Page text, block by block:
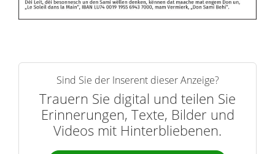
Sind Sie der Inserent dieser Anzeige?
Trauern Sie digital und teilen Sie
Erinnerungen, Texte, Bilder und
Videos mit Hinterbliebenen.